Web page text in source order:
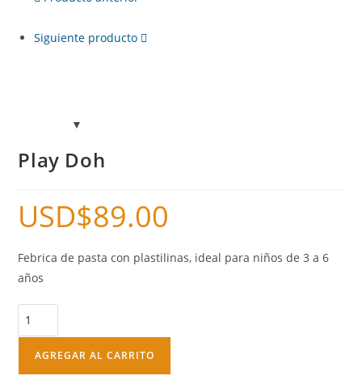
Siguiente producto
Play Doh
USD$89.00
Febrica de pasta con plastilinas, ideal para niños de 3 a 6
años
AGREGAR AL CARRITO